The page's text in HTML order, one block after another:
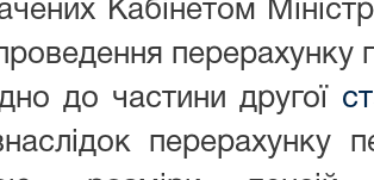
Кабінетом
перерахунку
до частини другої
перерахунку